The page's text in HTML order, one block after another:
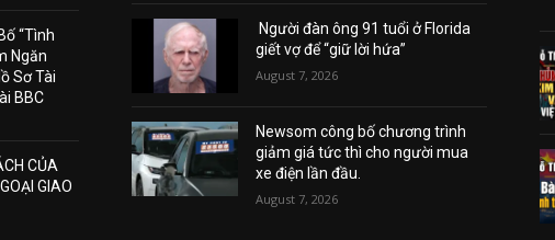
“Tình
Ngăn
Sơ Tài
BBC
CỦA
GIAO
Người đàn ông 91 tuổi ở Florida
giết vợ để “giữ lời hứa”
August 7, 2026
Newsom công bố chương trình
giảm giá tức thì cho người mua
xe điện lần đầu.
August 7, 2026